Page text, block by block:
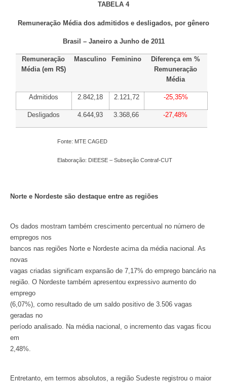
TABELA 4
Remuneração Média dos admitidos e desligados, por gênero
Brasil – Janeiro a Junho de 2011
Remuneração
Média (em R$)
Masculino Feminino
Diferença em %
Remuneração
Média
Admitidos 2.842,18 2.121,72 -25,35%
Desligados 4.644,93 3.368,66 -27,48%
Fonte: MTE CAGED
Elaboração: DIEESE – Subseção Contraf-CUT
Norte e Nordeste são destaque entre as regiões
Os dados mostram também crescimento percentual no número de
empregos nos
bancos nas regiões Norte e Nordeste acima da média nacional. As
novas
vagas criadas significam expansão de 7,17% do emprego bancário na
região. O Nordeste também apresentou expressivo aumento do
emprego
(6,07%), como resultado de um saldo positivo de 3.506 vagas
geradas no
período analisado. Na média nacional, o incremento das vagas ficou
em
2,48%.
Entretanto, em termos absolutos, a região Sudeste registrou o maior